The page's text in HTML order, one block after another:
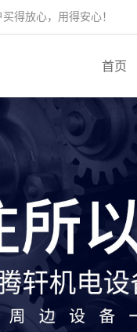
得放心，用得安心！
首页